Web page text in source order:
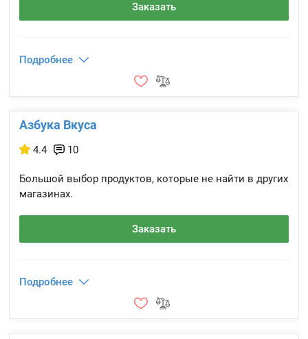
Заказать
Подробнее
Азбука Вкуса
4.4 10
Большой выбор продуктов, которые не найти в других
магазинах.
Заказать
Подробнее